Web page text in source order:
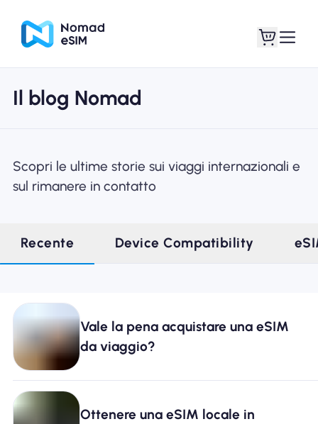
Entra registrati
Acquista piani
Informazioni sull'eSIM
Perché l'eSIM Nomad
Utilizzando una eSIM
Il blog Nomad
Scopri le ultime storie sui viaggi internazionali e
sul rimanere in contatto
Recente Device Compatibility
Vale la pena acquistare una eSIM
da viaggio?
Ottenere una eSIM locale in